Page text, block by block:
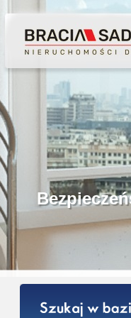
Profesjonalne
Gwarancja